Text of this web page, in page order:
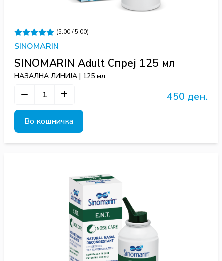
(5.00 / 5.00)
SINOMARIN
SINOMARIN Adult Спреј 125 мл
НАЗАЛНА ЛИНИЈА | 125 мл
450 ден.
Во кошничка